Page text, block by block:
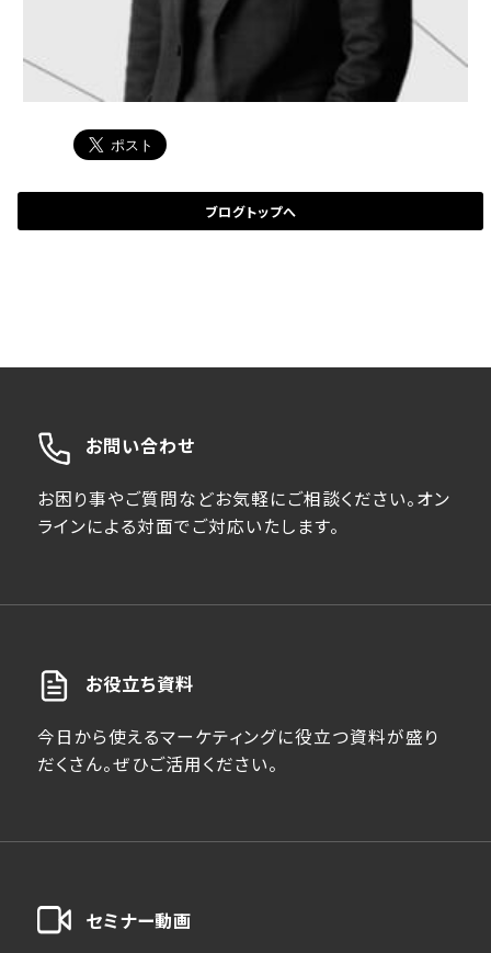
ブログトップへ
お問い合わせ
お困り事やご質問などお気軽にご相談ください。オン
ラインによる対面でご対応いたします。
お役立ち資料
今日から使えるマーケティングに役立つ資料が盛り
だくさん。ぜひご活用ください。
セミナー動画